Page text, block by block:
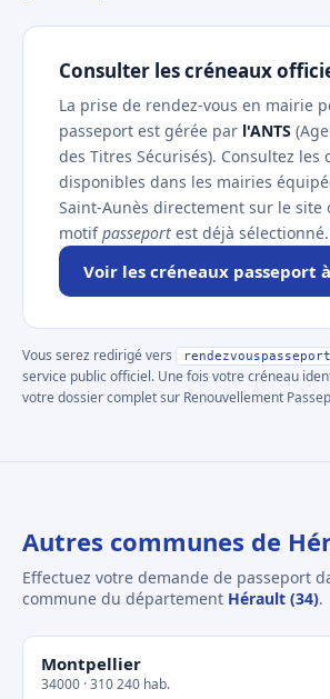
Consulter les créneaux
La prise de rendez-vous en mairie
passeport est gérée par l'ANTS
des Titres Sécurisés). Consultez les
disponibles dans les mairies
Saint-Aunès directement sur le
motifpasseport est déjà sélectionné.
Voir les créneaux passeport
Vous serez redirigé vers
service public officiel. Une fois votre créneau
votre dossier complet sur Renouvellement
Autres communes de
Effectuez votre demande de passeport
commune du département Hérault (34).
Montpellier
34000 · 310 240 hab.